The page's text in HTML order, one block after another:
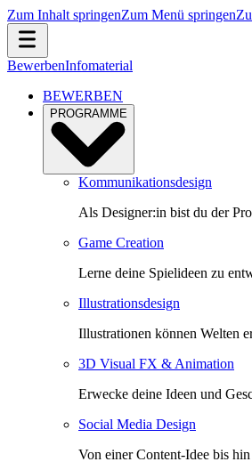
Zum Inhalt springenZum Menü springen
BewerbenInfomaterial
BEWERBEN
PROGRAMME
Kommunikationsdesign
Als Designer:in bist du der
Game Creation
Lerne deine Spielideen zu
Illustrationsdesign
Illustrationen können Welten
3D Visual FX & Animation
Erwecke deine Ideen und
Social Media Design
Von einer Content-Idee bis